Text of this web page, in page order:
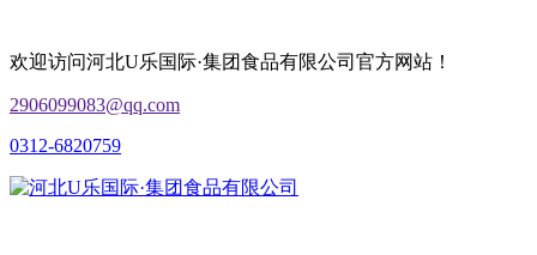
欢迎访问河北U乐国际·集团食品有限公司官方网站！
2906099083@qq.com
0312-6820759